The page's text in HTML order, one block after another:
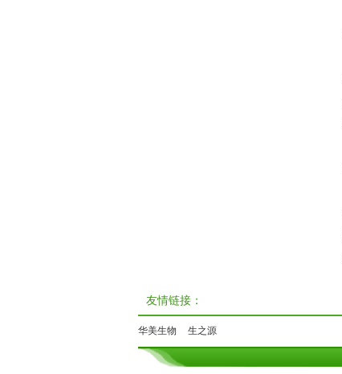
友情链接：
华美生物 生之源